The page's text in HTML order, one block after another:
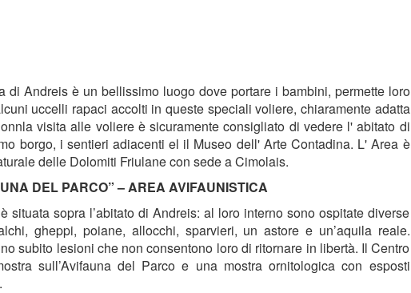
di Andreis è un bellissimo luogo dove portare i bambini, permette loro
uccelli rapaci accolti in queste speciali voliere, chiaramente adatta
visita alle voliere è sicuramente consigliato di vedere l' abitato di
borgo, i sentieri adiacenti el il Museo dell' Arte Contadina. L' Area è
delle Dolomiti Friulane con sede a Cimolais.
DEL PARCO” – AREA AVIFAUNISTICA
situata sopra l’abitato di Andreis: al loro interno sono ospitate diverse
gheppi, poiane, allocchi, sparvieri, un astore e un’aquila reale.
subito lesioni che non consentono loro di ritornare in libertà. Il Centro
sull’Avifauna del Parco e una mostra ornitologica con esposti